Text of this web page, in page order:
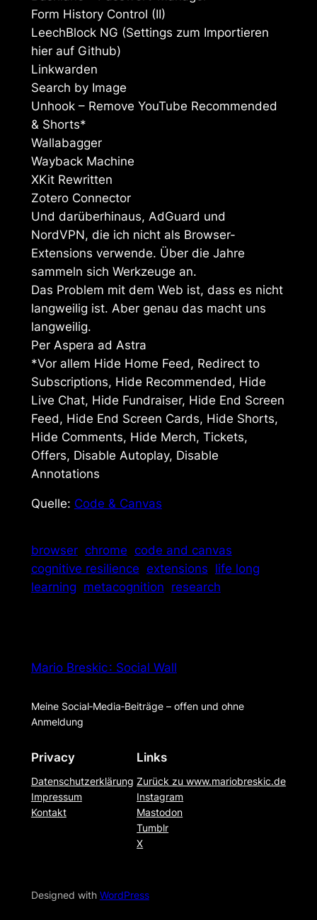
Form History Control (II)
LeechBlock NG (Settings zum Importieren
hier auf Github)
Linkwarden
Search by Image
Unhook – Remove YouTube Recommended
& Shorts*
Wallabagger
Wayback Machine
XKit Rewritten
Zotero Connector
Und darüberhinaus, AdGuard und
NordVPN, die ich nicht als Browser-
Extensions verwende. Über die Jahre
sammeln sich Werkzeuge an.
Das Problem mit dem Web ist, dass es nicht
langweilig ist. Aber genau das macht uns
langweilig.
Per Aspera ad Astra
*Vor allem Hide Home Feed, Redirect to
Subscriptions, Hide Recommended, Hide
Live Chat, Hide Fundraiser, Hide End Screen
Feed, Hide End Screen Cards, Hide Shorts,
Hide Comments, Hide Merch, Tickets,
Offers, Disable Autoplay, Disable
Annotations
Quelle: Code & Canvas
browser chrome code and canvas
cognitive resilience extensions life long
learning metacognition research
Mario Breskic : Social Wall
Meine Social‑Media‑Beiträge – offen und ohne
Anmeldung
Privacy
Datenschutzerklärung
Impressum
Kontakt
Links
Zurück zu www.mariobreskic.de
Instagram
Mastodon
Tumblr
X
Designed with WordPress